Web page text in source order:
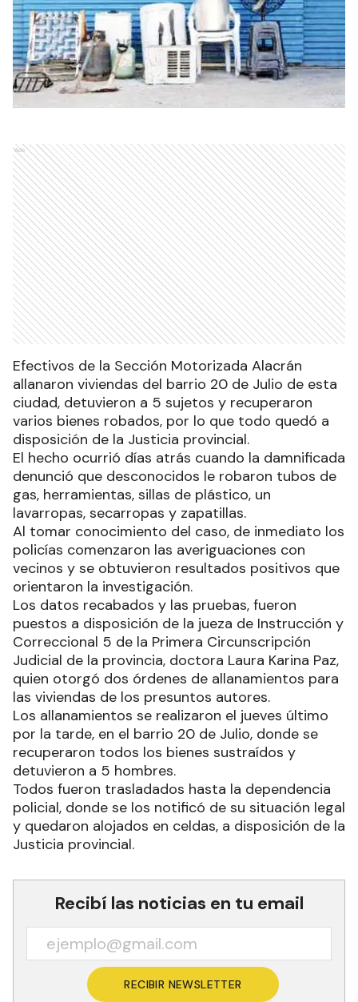
Ads
Efectivos de la Sección Motorizada Alacrán
allanaron viviendas del barrio 20 de Julio de esta
ciudad, detuvieron a 5 sujetos y recuperaron
varios bienes robados, por lo que todo quedó a
disposición de la Justicia provincial.
El hecho ocurrió días atrás cuando la damnificada
denunció que desconocidos le robaron tubos de
gas, herramientas, sillas de plástico, un
lavarropas, secarropas y zapatillas.
Al tomar conocimiento del caso, de inmediato los
policías comenzaron las averiguaciones con
vecinos y se obtuvieron resultados positivos que
orientaron la investigación.
Los datos recabados y las pruebas, fueron
puestos a disposición de la jueza de Instrucción y
Correccional 5 de la Primera Circunscripción
Judicial de la provincia, doctora Laura Karina Paz,
quien otorgó dos órdenes de allanamientos para
las viviendas de los presuntos autores.
Los allanamientos se realizaron el jueves último
por la tarde, en el barrio 20 de Julio, donde se
recuperaron todos los bienes sustraídos y
detuvieron a 5 hombres.
Todos fueron trasladados hasta la dependencia
policial, donde se los notificó de su situación legal
y quedaron alojados en celdas, a disposición de la
Justicia provincial.
Recibí las noticias en tu email
RECIBIR NEWSLETTER